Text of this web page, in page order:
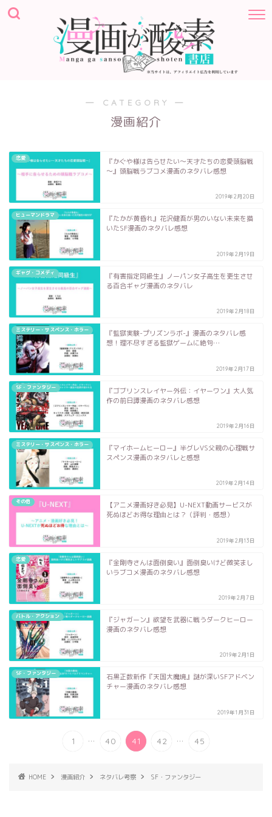
― CATEGORY ―
漫画紹介
恋愛
『かぐや様は告らせたい～天才たちの恋愛頭脳戦
～』頭脳戦ラブコメ漫画のネタバレ感想
2019年2月20日
ヒューマンドラマ
『たかが黄昏れ』花沢健吾が男のいない未来を描
いたSF漫画のネタバレ感想
2019年2月19日
ギャグ・コメディ
『有害指定同級生』ノーパン女子高生を更生させ
る百合ギャグ漫画のネタバレ
2019年2月18日
ミステリー・サスペンス・ホラー
『監獄実験-プリズンラボ-』漫画のネタバレ感
想！理不尽すぎる監獄ゲームに絶句…
2019年2月17日
SF・ファンタジー
『ゴブリンスレイヤー外伝：イヤーワン』大人気
作の前日譚漫画のネタバレ感想
2019年2月16日
ミステリー・サスペンス・ホラー
『マイホームヒーロー』半グレVS父親の心理戦サ
スペンス漫画のネタバレと感想
2019年2月14日
その他
【アニメ漫画好き必見】U-NEXT動画サービスが
死ぬほどお得な理由とは？（評判・感想）
2019年2月13日
恋愛
『金剛寺さんは面倒臭い』面倒臭いけど微笑まし
いラブコメ漫画のネタバレ感想
2019年2月7日
バトル・アクション
『ジャガーン』欲望を武器に戦うダークヒーロー
漫画のネタバレ感想
2019年2月1日
SF・ファンタジー
石黒正数新作『天国大魔境』謎が深いSFアドベン
チャー漫画のネタバレ感想
2019年1月31日
1 ... 40 41 42 ... 45
HOME 漫画紹介 ネタバレ考察 SF・ファンタジー